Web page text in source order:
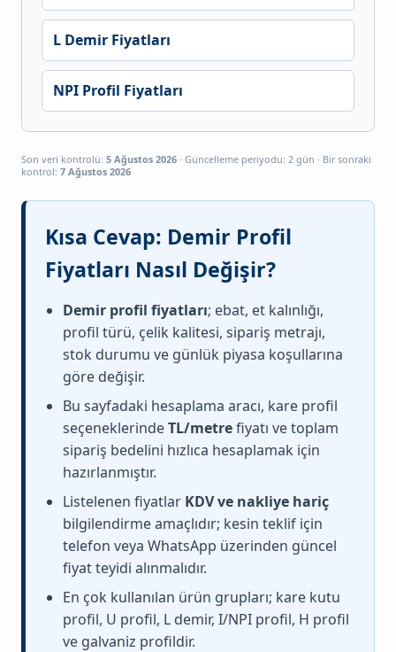
L Demir Fiyatları
NPI Profil Fiyatları
Son veri kontrolü: 5 Ağustos 2026 · Güncelleme periyodu: 2 gün · Bir sonraki
kontrol: 7 Ağustos 2026
Kısa Cevap: Demir Profil
Fiyatları Nasıl Değişir?
Demir profil fiyatları; ebat, et kalınlığı,
profil türü, çelik kalitesi, sipariş metrajı,
stok durumu ve günlük piyasa koşullarına
göre değişir.
Bu sayfadaki hesaplama aracı, kare profil
seçeneklerindeTL/metrefiyatı ve toplam
sipariş bedelini hızlıca hesaplamak için
hazırlanmıştır.
Listelenen fiyatlar KDV ve nakliye hariç
bilgilendirme amaçlıdır; kesin teklif için
telefon veya WhatsApp üzerinden güncel
fiyat teyidi alınmalıdır.
En çok kullanılan ürün grupları; kare kutu
profil, U profil, L demir, I/NPI profil, H profil
ve galvaniz profildir.